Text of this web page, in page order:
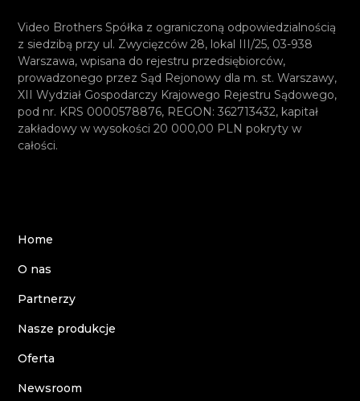
Video Brothers Spółka z ograniczoną odpowiedzialnością
z siedzibą przy ul. Zwycięzców 28, lokal III/25, 03-938
Warszawa, wpisana do rejestru przedsiębiorców,
prowadzonego przez Sąd Rejonowy dla m. st. Warszawy,
XII Wydział Gospodarczy Krajowego Rejestru Sądowego,
pod nr. KRS 0000578876, REGON: 362713432, kapitał
zakładowy w wysokości 20 000,00 PLN pokryty w
całości.
Home
O nas
Partnerzy
Nasze produkcje
Oferta
Newsroom